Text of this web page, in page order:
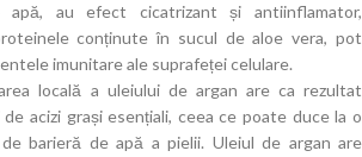
au efect cicatrizant și antiinflamator,
conținute în sucul de aloe vera, pot
imunitare ale suprafeței celulare.
locală a uleiului de argan are ca rezultat
acizi grași esențiali, ceea ce poate duce la o
barieră de apă a pielii. Uleiul de argan are